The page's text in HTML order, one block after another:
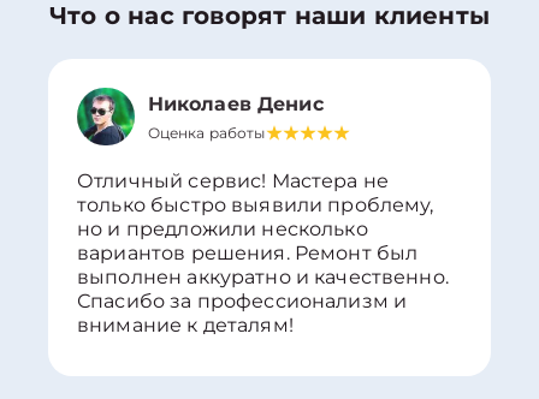
Что о нас говорят наши клиенты
Николаев Денис
Оценка работы
Отличный сервис! Мастера не
только быстро выявили проблему,
но и предложили несколько
вариантов решения. Ремонт был
выполнен аккуратно и качественно.
Спасибо за профессионализм и
внимание к деталям!